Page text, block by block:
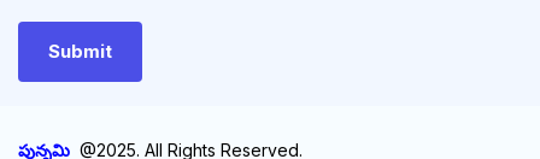
పున్నమి @2025. All Rights Reserved.